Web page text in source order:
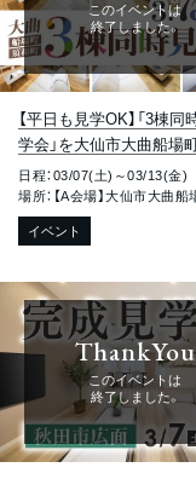
このイベントは
終了しました。
【平日も見学OK】「3棟同
学会」を大仙市大曲船場
町で開催中です！
日程：03/07(土)～03/13(金)
イベント
ThankYou
このイベントは
終了しました。